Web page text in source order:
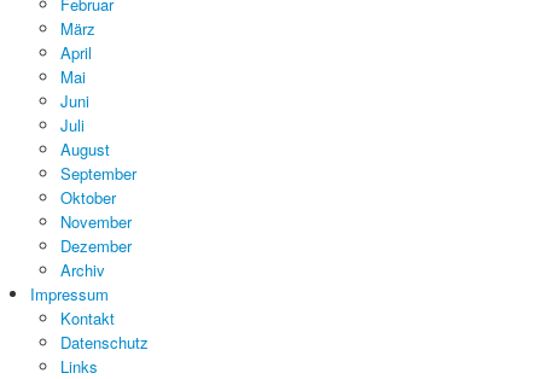
März
April
Mai
Juni
Juli
August
September
Oktober
November
Dezember
Archiv
Impressum
Kontakt
Datenschutz
Links